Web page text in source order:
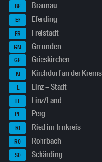
BR Braunau
EF Eferding
FR Freistadt
GM Gmunden
GR Grieskirchen
KI Kirchdorf an der Krems
L Linz – Stadt
LL Linz/Land
PE Perg
RI Ried im Innkreis
RO Rohrbach
SD Schärding